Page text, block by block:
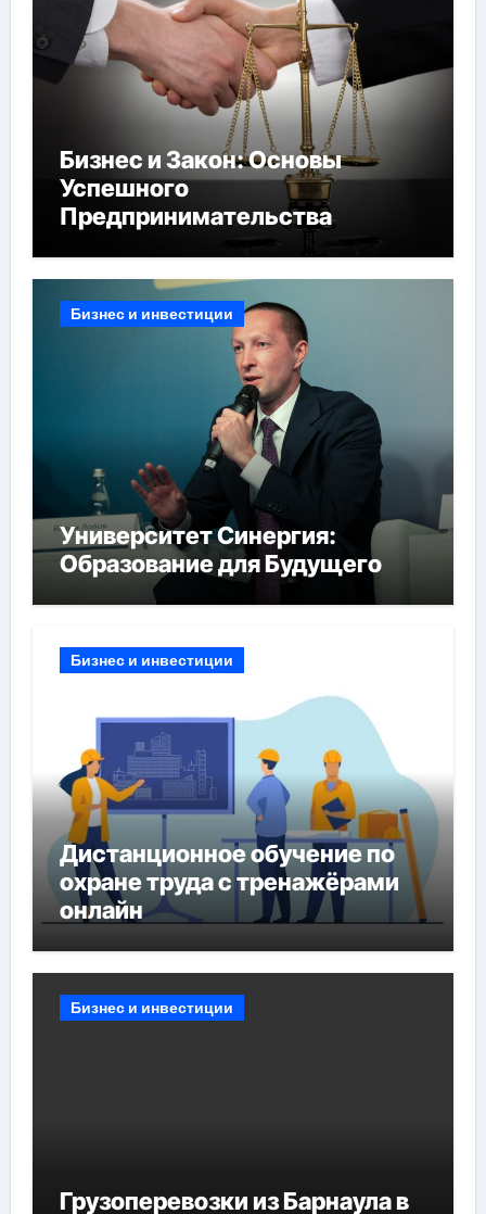
Бизнес и Закон: Основы
Успешного
Предпринимательства
Бизнес и инвестиции
Университет Синергия:
Образование для Будущего
Бизнес и инвестиции
Дистанционное обучение по
охране труда с тренажёрами
онлайн
Бизнес и инвестиции
Грузоперевозки из Барнаула в